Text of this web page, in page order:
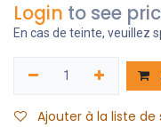
Login to see
En cas de teinte, veuillez
Ajouter à la liste de